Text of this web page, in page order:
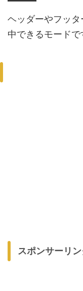
ヘッダーやフッ
中できるモードで
スポンサーリン